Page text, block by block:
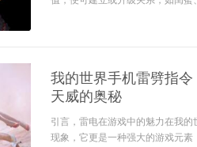
我的世界手机雷劈指
天威的奥秘
引言，雷电在游戏中的魅力在我
现象，它更是一种强大的游戏元